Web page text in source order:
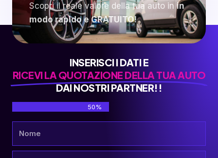
Scopri il reale valore della tua auto inin
modo rapido e GRATUITO!
INSERISCI I DATI E
RICEVI LA QUOTAZIONE DELLA TUA AUTO
DAI NOSTRI PARTNER!!
50%